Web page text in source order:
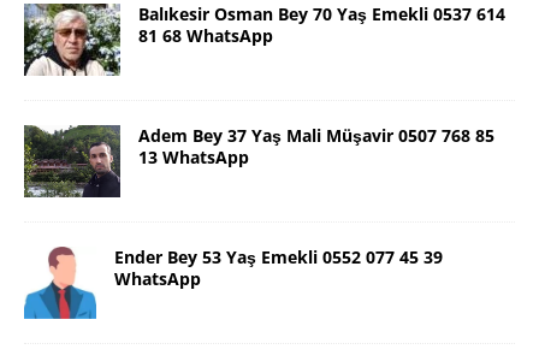
Balıkesir Osman Bey 70 Yaş Emekli 0537 614
81 68 WhatsApp
Adem Bey 37 Yaş Mali Müşavir 0507 768 85
13 WhatsApp
Ender Bey 53 Yaş Emekli 0552 077 45 39
WhatsApp